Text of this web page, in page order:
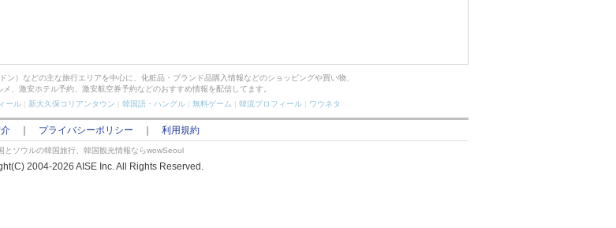
）などの主な旅行エリアを中心に、化粧品・ブランド品購入情報などのショッピングや買い物、
、激安ホテル予約、激安航空券予約などのおすすめ情報を配信してます。
ール| 新大久保コリアンタウン | 韓国語・ハングル| 無料ゲーム | 韓流プロフィール| ワウネタ
プライバシーポリシー 利用規約
とソウルの韓国旅行、韓国観光情報ならwowSeoul
2004-2026 AISE Inc. All Rights Reserved.